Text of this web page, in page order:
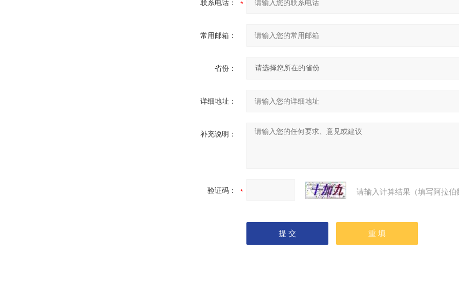
联系电话：
常用邮箱：
省份：
详细地址：
补充说明：
验证码： 请输入计算结果（填写阿拉